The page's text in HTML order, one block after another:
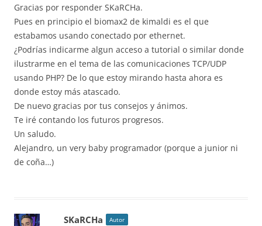
Gracias por responder SKaRCHa.
Pues en principio el biomax2 de kimaldi es el que
estabamos usando conectado por ethernet.
¿Podrías indicarme algun acceso a tutorial o similar donde
ilustrarme en el tema de las comunicaciones TCP/UDP
usando PHP? De lo que estoy mirando hasta ahora es
donde estoy más atascado.
De nuevo gracias por tus consejos y ánimos.
Te iré contando los futuros progresos.
Un saludo.
Alejandro, un very baby programador (porque a junior ni
de coña…)
SKaRCHa Autor